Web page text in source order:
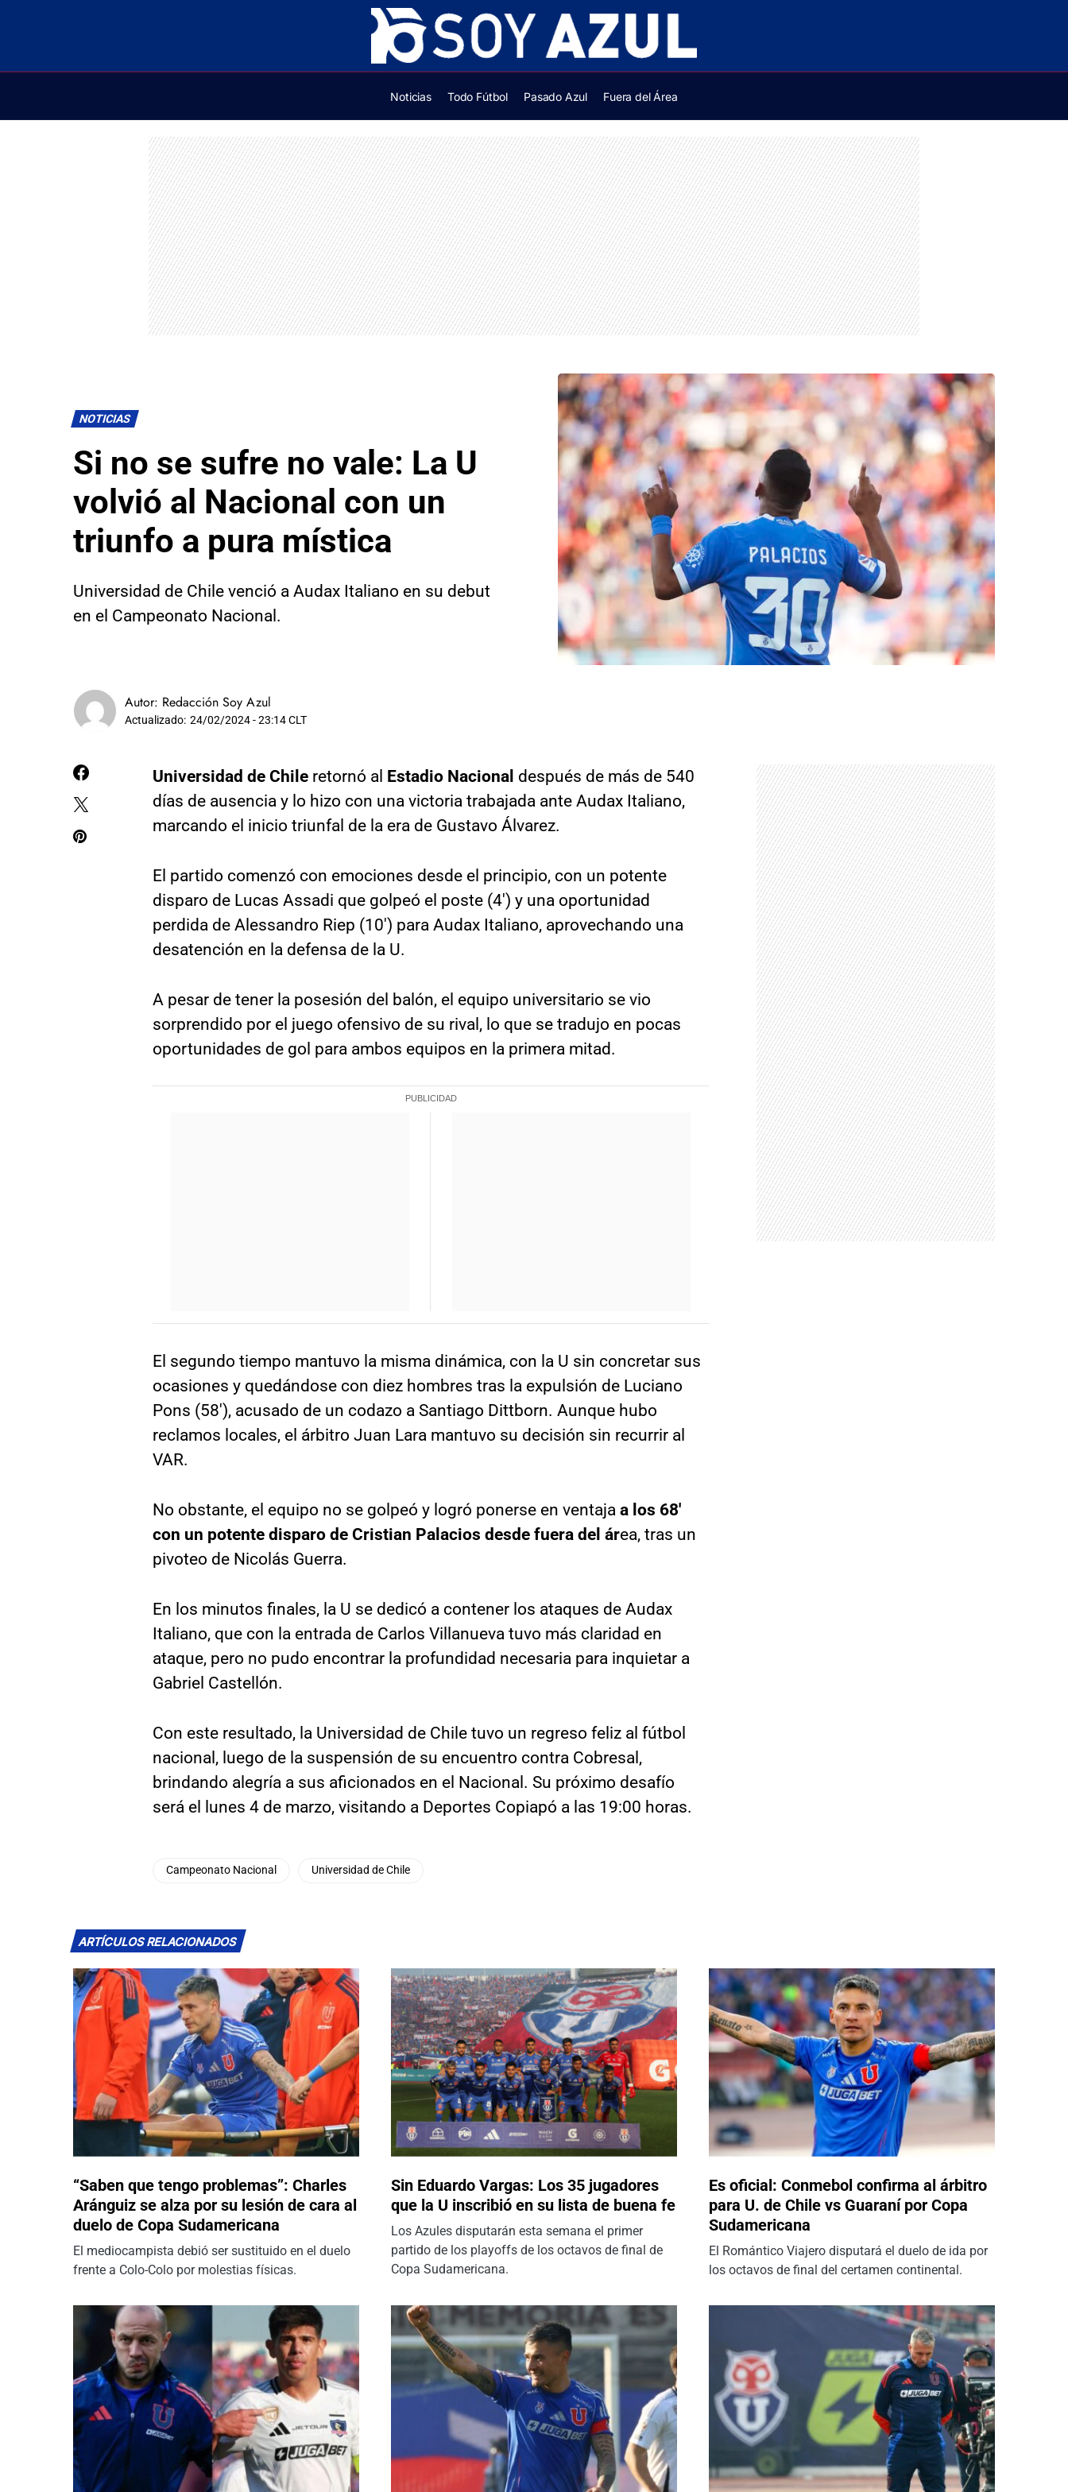
Noticias Todo Fútbol Pasado Azul Fuera del Área
NOTICIAS
Si no se sufre no vale: La U
volvió al Nacional con un
triunfo a pura mística
Universidad de Chile venció a Audax Italiano en su debut
en el Campeonato Nacional.
Autor: Redacción Soy Azul
Actualizado: 24/02/2024 - 23:14 CLT
Universidad de Chile retornó al Estadio Nacional después de más de 540
días de ausencia y lo hizo con una victoria trabajada ante Audax Italiano,
marcando el inicio triunfal de la era de Gustavo Álvarez.
El partido comenzó con emociones desde el principio, con un potente
disparo de Lucas Assadi que golpeó el poste (4′) y una oportunidad
perdida de Alessandro Riep (10′) para Audax Italiano, aprovechando una
desatención en la defensa de la U.
A pesar de tener la posesión del balón, el equipo universitario se vio
sorprendido por el juego ofensivo de su rival, lo que se tradujo en pocas
oportunidades de gol para ambos equipos en la primera mitad.
El segundo tiempo mantuvo la misma dinámica, con la U sin concretar sus
ocasiones y quedándose con diez hombres tras la expulsión de Luciano
Pons (58′), acusado de un codazo a Santiago Dittborn. Aunque hubo
reclamos locales, el árbitro Juan Lara mantuvo su decisión sin recurrir al
VAR.
No obstante, el equipo no se golpeó y logró ponerse en ventaja a los 68′
con un potente disparo de Cristian Palacios desde fuera del área, tras un
pivoteo de Nicolás Guerra.
En los minutos finales, la U se dedicó a contener los ataques de Audax
Italiano, que con la entrada de Carlos Villanueva tuvo más claridad en
ataque, pero no pudo encontrar la profundidad necesaria para inquietar a
Gabriel Castellón.
Con este resultado, la Universidad de Chile tuvo un regreso feliz al fútbol
nacional, luego de la suspensión de su encuentro contra Cobresal,
brindando alegría a sus aficionados en el Nacional. Su próximo desafío
será el lunes 4 de marzo, visitando a Deportes Copiapó a las 19:00 horas.
Campeonato Nacional Universidad de Chile
ARTÍCULOS RELACIONADOS
“Saben que tengo problemas”: Charles
Aránguiz se alza por su lesión de cara al
duelo de Copa Sudamericana
El mediocampista debió ser sustituido en el duelo
frente a Colo-Colo por molestias físicas.
Sin Eduardo Vargas: Los 35 jugadores
que la U inscribió en su lista de buena fe
Los Azules disputarán esta semana el primer
partido de los playoffs de los octavos de final de
Copa Sudamericana.
Es oficial: Conmebol confirma al árbitro
para U. de Chile vs Guaraní por Copa
Sudamericana
El Romántico Viajero disputará el duelo de ida por
los octavos de final del certamen continental.